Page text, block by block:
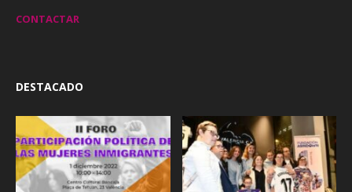
CONTACTAR
DESTACADO